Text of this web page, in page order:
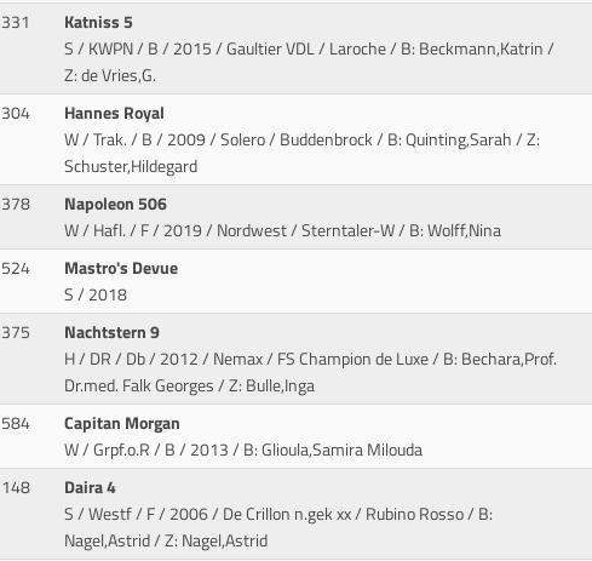
331
Katniss 5
S / KWPN / B / 2015 / Gaultier VDL / Laroche/ B: Beckmann,Katrin /
Z: de Vries,G.
304
Hannes Royal
W / Trak. / B / 2009 / Solero / Buddenbrock/ B: Quinting,Sarah / Z:
Schuster,Hildegard
378
Napoleon 506
W / Hafl. / F / 2019 / Nordwest / Sterntaler-W/ B: Wolff,Nina
524
Mastro's Devue
S / 2018
375
Nachtstern 9
H / DR / Db / 2012 / Nemax / FS Champion de Luxe/ B: Bechara,Prof.
Dr.med. Falk Georges / Z: Bulle,Inga
584
Capitan Morgan
W / Grpf.o.R / B / 2013/ B: Glioula,Samira Milouda
148
Daira 4
S / Westf / F / 2006 / De Crillon n.gek xx / Rubino Rosso/ B:
Nagel,Astrid / Z: Nagel,Astrid